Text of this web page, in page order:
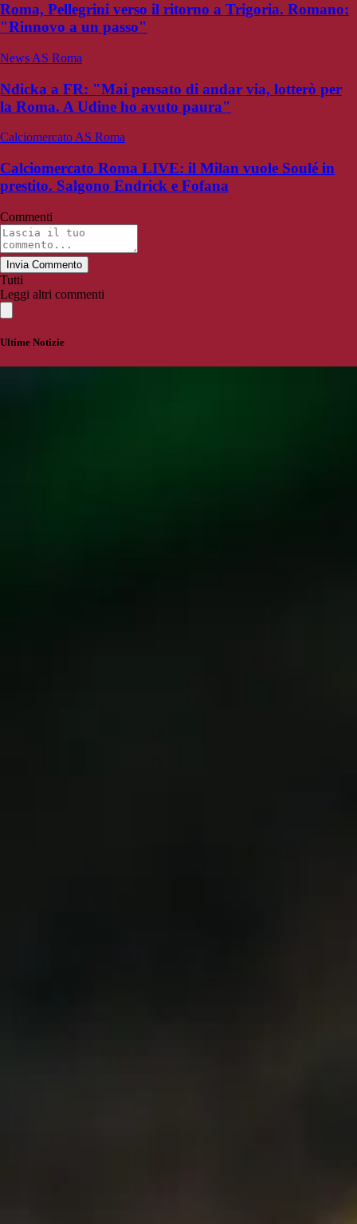
Roma, Pellegrini verso il ritorno a Trigoria. Romano:
"Rinnovo a un passo"
News AS Roma
Ndicka a FR: "Mai pensato di andar via, lotterò per
la Roma. A Udine ho avuto paura"
Calciomercato AS Roma
Calciomercato Roma LIVE: il Milan vuole Soulé in
prestito. Salgono Endrick e Fofana
Commenti
Invia Commento
Tutti
Leggi altri commenti
Ultime Notizie